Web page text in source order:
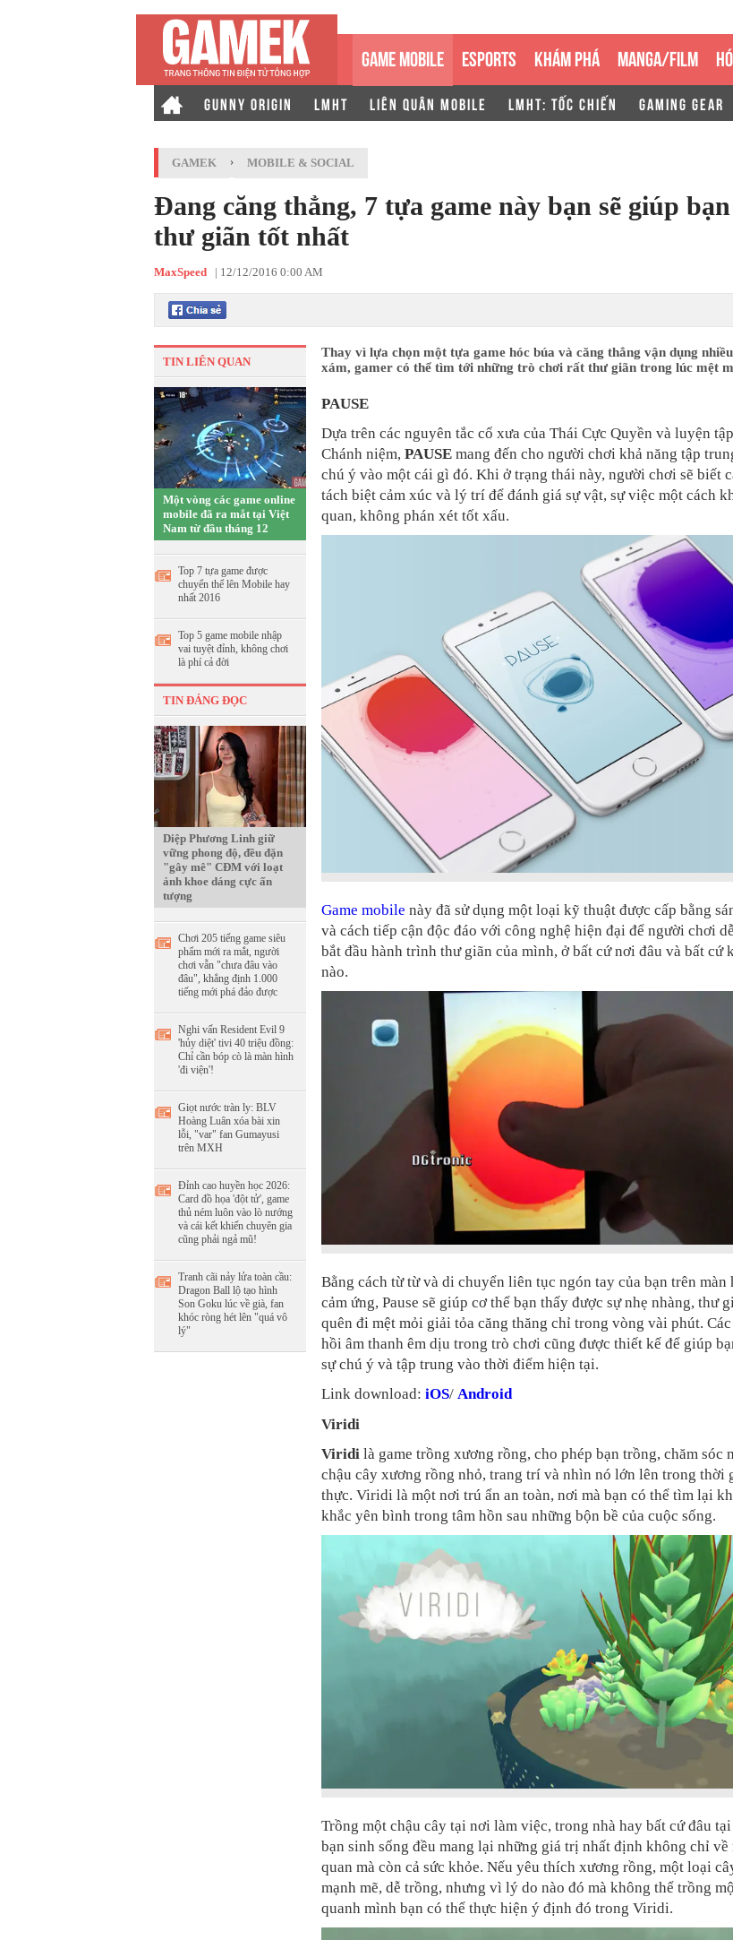
GAME MOBILE ESPORTS KHÁM PHÁ MANGA/FILM
GUNNY ORIGIN LMHT LIÊN QUÂN MOBILE LMHT: TỐC CHIẾN GAMING GEAR
GAMEK › MOBILE & SOCIAL
Đang căng thẳng, 7 tựa game này bạn sẽ giúp bạn
thư giãn tốt nhất
MaxSpeed | 12/12/2016 0:00 AM
TIN LIÊN QUAN
Một vòng các game online
mobile đã ra mắt tại Việt
Nam từ đầu tháng 12
Top 7 tựa game được
chuyển thể lên Mobile hay
nhất 2016
Top 5 game mobile nhập
vai tuyệt đỉnh, không chơi
là phí cả đời
TIN ĐÁNG ĐỌC
Diệp Phương Linh giữ
vững phong độ, đều đặn
"gây mê" CĐM với loạt
ảnh khoe dáng cực ấn
tượng
Chơi 205 tiếng game siêu
phẩm mới ra mắt, người
chơi vẫn "chưa đâu vào
đâu", khẳng định 1.000
tiếng mới phá đảo được
Nghi vấn Resident Evil 9
'hủy diệt' tivi 40 triệu đồng:
Chỉ cần bóp cò là màn hình
'đi viện'!
Giọt nước tràn ly: BLV
Hoàng Luân xóa bài xin
lỗi, "var" fan Gumayusi
trên MXH
Đỉnh cao huyền học 2026:
Card đồ họa 'đột tử', game
thủ ném luôn vào lò nướng
và cái kết khiến chuyên gia
cũng phải ngả mũ!
Tranh cãi nảy lửa toàn cầu:
Dragon Ball lộ tạo hình
Son Goku lúc về già, fan
khóc ròng hét lên "quá vô
lý"
Thay vì lựa chọn một tựa game hóc búa và căng thẳng vận dụng
xám, gamer có thể tìm tới những trò chơi rất thư giãn trong lúc mệt
PAUSE
Dựa trên các nguyên tắc cổ xưa của Thái Cực Quyền và luyện tập
Chánh niệm, PAUSE mang đến cho người chơi khả năng tập
chú ý vào một cái gì đó. Khi ở trạng thái này, người chơi sẽ biết
tách biệt cảm xúc và lý trí để đánh giá sự vật, sự việc một cách
quan, không phán xét tốt xấu.
Game mobile này đã sử dụng một loại kỹ thuật được cấp bằng
và cách tiếp cận độc đáo với công nghệ hiện đại để người chơi
bắt đầu hành trình thư giãn của mình, ở bất cứ nơi đâu và bất cứ
nào.
Bằng cách từ từ và di chuyển liên tục ngón tay của bạn trên màn
cảm ứng, Pause sẽ giúp cơ thể bạn thấy được sự nhẹ nhàng, thư
quên đi mệt mỏi giải tỏa căng thăng chỉ trong vòng vài phút. Các
hồi âm thanh êm dịu trong trò chơi cũng được thiết kế để giúp
sự chú ý và tập trung vào thời điểm hiện tại.
Link download: iOS/ Android
Viridi
Viridi là game trồng xương rồng, cho phép bạn trồng, chăm sóc
chậu cây xương rồng nhỏ, trang trí và nhìn nó lớn lên trong thời
thực. Viridi là một nơi trú ẩn an toàn, nơi mà bạn có thể tìm lại
khắc yên bình trong tâm hồn sau những bộn bề của cuộc sống.
Trồng một chậu cây tại nơi làm việc, trong nhà hay bất cứ đâu
bạn sinh sống đều mang lại những giá trị nhất định không chỉ về
quan mà còn cả sức khỏe. Nếu yêu thích xương rồng, một loại
mạnh mẽ, dễ trồng, nhưng vì lý do nào đó mà không thể trồng
quanh mình bạn có thể thực hiện ý định đó trong Viridi.